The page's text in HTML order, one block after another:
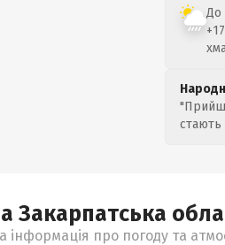
До
Закарпатська
інформація про погоду та